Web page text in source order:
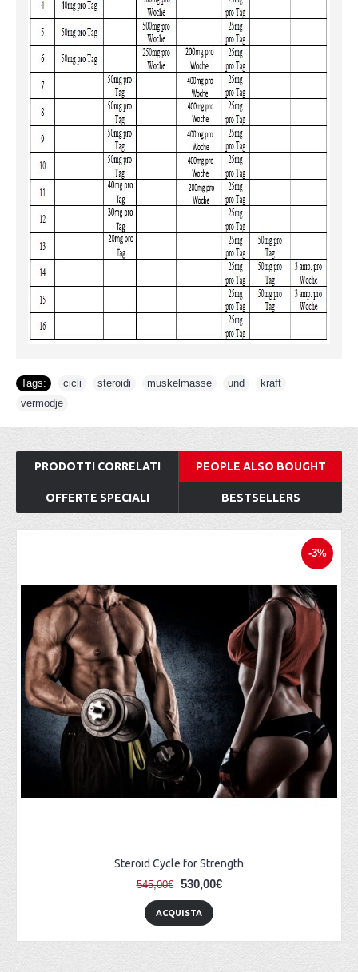
Tags: cicli steroidi muskelmasse und kraft
vermodje
PRODOTTI CORRELATI PEOPLE ALSO BOUGHT
OFFERTE SPECIALI BESTSELLERS
-3%
Steroid Cycle for Strength
545,00€ 530,00€
ACQUISTA